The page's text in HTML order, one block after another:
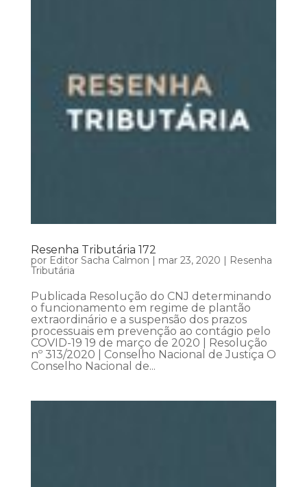
Resenha Tributária 172
por Editor Sacha Calmon | mar 23, 2020 | Resenha
Tributária
Publicada Resolução do CNJ determinando
o funcionamento em regime de plantão
extraordinário e a suspensão dos prazos
processuais em prevenção ao contágio pelo
COVID-19 19 de março de 2020 | Resolução
nº 313/2020 | Conselho Nacional de Justiça O
Conselho Nacional de...